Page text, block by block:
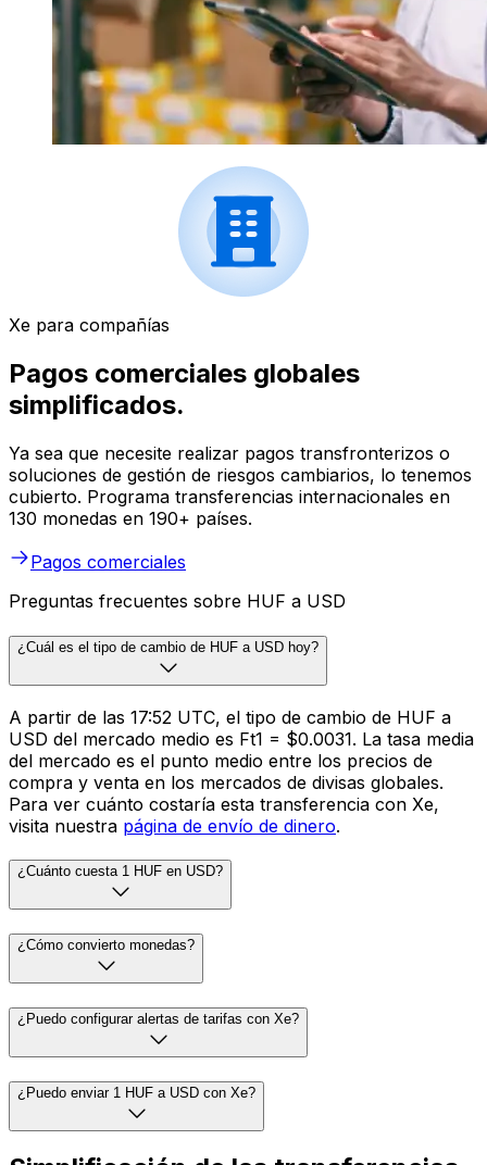
Xe para compañías
Pagos comerciales globales
simplificados.
Ya sea que necesite realizar pagos transfronterizos o
soluciones de gestión de riesgos cambiarios, lo tenemos
cubierto. Programa transferencias internacionales en
130 monedas en 190+ países.
Pagos comerciales
Preguntas frecuentes sobre HUF a USD
¿Cuál es el tipo de cambio de HUF a USD hoy?
A partir de las 17:52 UTC, el tipo de cambio de HUF a
USD del mercado medio es Ft1 = $0.0031. La tasa media
del mercado es el punto medio entre los precios de
compra y venta en los mercados de divisas globales.
Para ver cuánto costaría esta transferencia con Xe,
visita nuestra página de envío de dinero.
¿Cuánto cuesta 1 HUF en USD?
¿Cómo convierto monedas?
¿Puedo configurar alertas de tarifas con Xe?
¿Puedo enviar 1 HUF a USD con Xe?